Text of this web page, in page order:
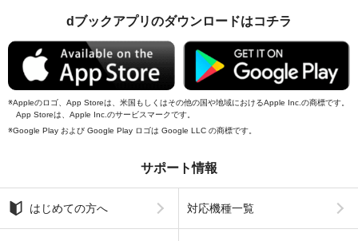
dブックアプリのダウンロードはコチラ
Appleのロゴ、App Storeは、米国もしくはその他の国や地域におけるApple Inc.の商標です。
App Storeは、Apple Inc.のサービスマークです。
Google Play および Google Play ロゴは Google LLC の商標です。
サポート情報
はじめての方へ 対応機種一覧